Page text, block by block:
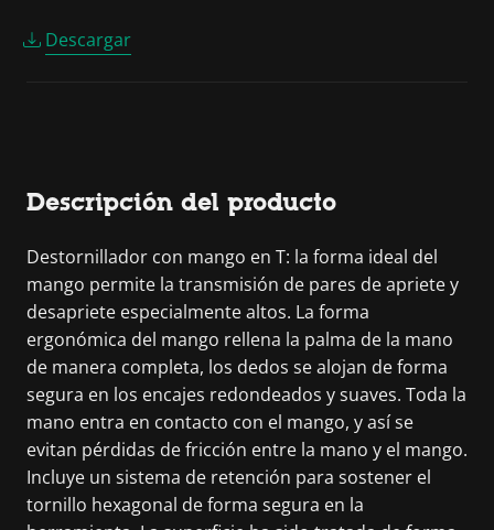
Descargar
Descripción del producto
Destornillador con mango en T: la forma ideal del
mango permite la transmisión de pares de apriete y
desapriete especialmente altos. La forma
ergonómica del mango rellena la palma de la mano
de manera completa, los dedos se alojan de forma
segura en los encajes redondeados y suaves. Toda la
mano entra en contacto con el mango, y así se
evitan pérdidas de fricción entre la mano y el mango.
Incluye un sistema de retención para sostener el
tornillo hexagonal de forma segura en la